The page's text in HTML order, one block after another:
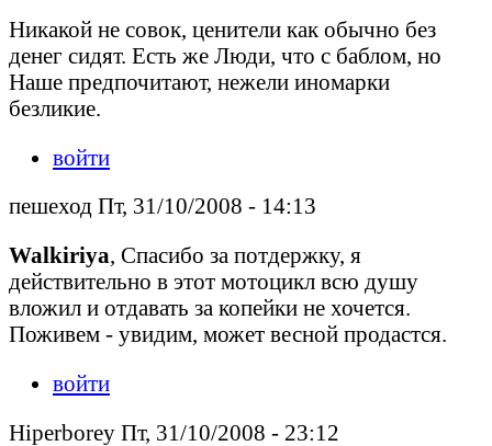
Никакой не совок, ценители как обычно без
денег сидят. Есть же Люди, что с баблом, но
Наше предпочитают, нежели иномарки
безликие.
войти
пешеход Пт, 31/10/2008 - 14:13
Walkiriya, Спасибо за потдержку, я
действительно в этот мотоцикл всю душу
вложил и отдавать за копейки не хочется.
Поживем - увидим, может весной продастся.
войти
Hiperborey Пт, 31/10/2008 - 23:12